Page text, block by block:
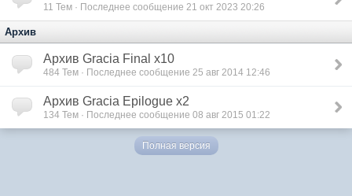
11 Тем · Последнее сообщение 21 окт 2023 20:26
Архив
Архив Gracia Final x10
484 Тем · Последнее сообщение 25 авг 2014 12:46
Архив Gracia Epilogue x2
134 Тем · Последнее сообщение 08 авг 2015 01:22
Полная версия